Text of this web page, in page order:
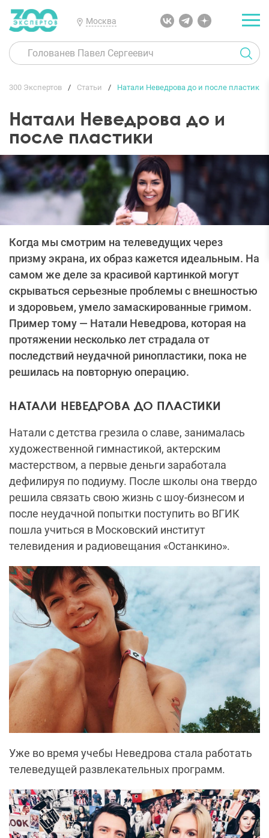
Москва
300 Экспертов Статьи Натали Неведрова до и после пластики
Натали Неведрова до и
после пластики
Когда мы смотрим на телеведущих через
призму экрана, их образ кажется идеальным. На
самом же деле за красивой картинкой могут
скрываться серьезные проблемы с внешностью
и здоровьем, умело замаскированные гримом.
Пример тому — Натали Неведрова, которая на
протяжении несколько лет страдала от
последствий неудачной ринопластики, пока не
решилась на повторную операцию.
НАТАЛИ НЕВЕДРОВА ДО ПЛАСТИКИ
Натали с детства грезила о славе, занималась
художественной гимнастикой, актерским
мастерством, а первые деньги заработала
дефилируя по подиуму. После школы она твердо
решила связать свою жизнь с шоу-бизнесом и
после неудачной попытки поступить во ВГИК
пошла учиться в Московский институт
телевидения и радиовещания «Останкино».
Уже во время учебы Неведрова стала работать
телеведущей развлекательных программ.